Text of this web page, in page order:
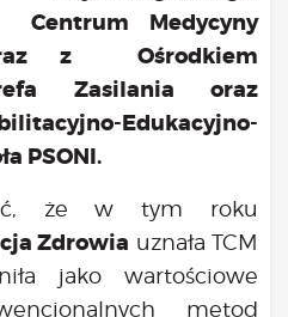
Centrum Medycyny
z Ośrodkiem
Zasilania oraz
Edukacyjno-
PSONI.
że w tym roku
Zdrowia uznała TCM
jako wartościowe
metod
zdrowia
na zdrowe
Piaseczeński
bieżąco